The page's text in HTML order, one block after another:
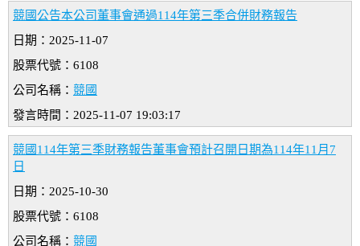
競國公告本公司董事會通過114年第三季合併財務報告
日期：2025-11-07
股票代號：6108
公司名稱： 競國
發言時間：2025-11-07 19:03:17
競國114年第三季財務報告董事會預計召開日期為114年11月7
日
日期：2025-10-30
股票代號：6108
公司名稱： 競國